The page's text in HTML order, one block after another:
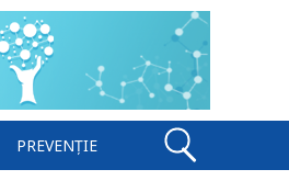
PREVENȚIE